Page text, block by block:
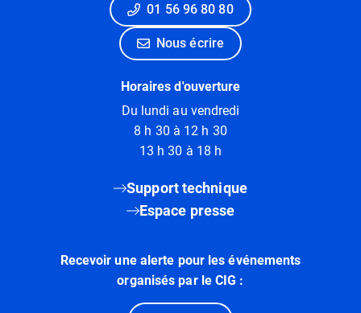
01 56 96 80 80
Nous écrire
Horaires d'ouverture
Du lundi au vendredi
8 h 30 à 12 h 30
13 h 30 à 18 h
Support technique
Espace presse
Recevoir une alerte pour les événements
organisés par le CIG :